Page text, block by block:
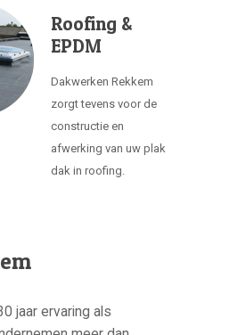
Roofing &
EPDM
Dakwerken Rekkem
zorgt tevens voor de
constructie en
afwerking van uw plak
dak in roofing.
jaar ervaring als